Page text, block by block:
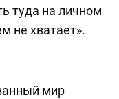
туда на личном
не хватает».
мир